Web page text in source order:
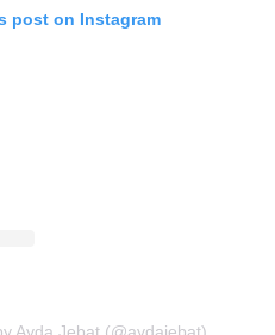
post on Instagram